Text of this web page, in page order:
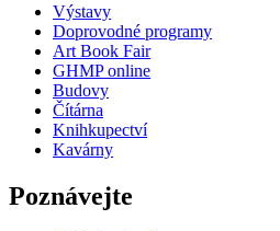
Výstavy
Doprovodné programy
Art Book Fair
GHMP online
Budovy
Čítárna
Knihkupectví
Kavárny
Poznávejte